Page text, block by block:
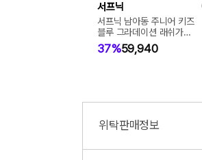
서프닉
서프닉 남아동 주니어 키즈
블루 그라데이션 래쉬가드
세트 YB-1861
37%59,940
위탁판매정보